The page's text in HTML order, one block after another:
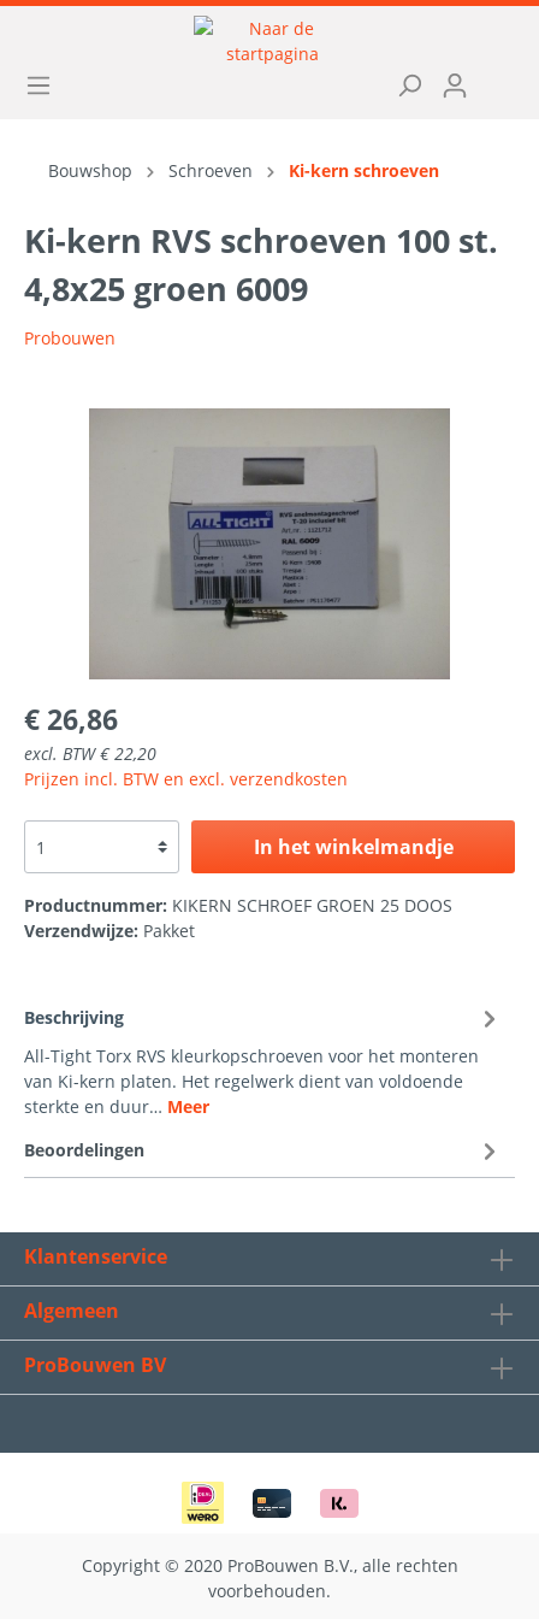
Bouwshop Schroeven Ki-kern schroeven
Ki-kern RVS schroeven 100 st.
4,8x25 groen 6009
Probouwen
€ 26,86
excl. BTW € 22,20
Prijzen incl. BTW en excl. verzendkosten
In het winkelmandje
Productnummer: KIKERN SCHROEF GROEN 25 DOOS
Verzendwijze: Pakket
Beschrijving
All-Tight Torx RVS kleurkopschroeven voor het monteren
van Ki-kern platen. Het regelwerk dient van voldoende
sterkte en duur… Meer
Beoordelingen
Klantenservice
Algemeen
ProBouwen BV
Copyright © 2020 ProBouwen B.V., alle rechten
voorbehouden.